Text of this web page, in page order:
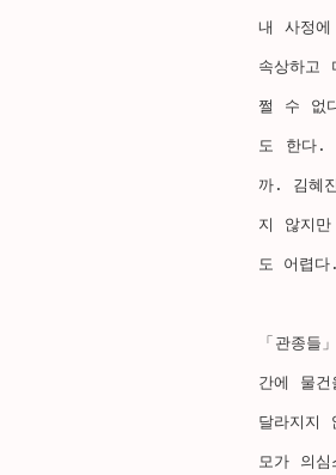
내 사정
속상하고
쩔 수 없
도 한다.
까. 김혜
지 않지
도 어렵
「관종
간에 물
달라지지
모가 의